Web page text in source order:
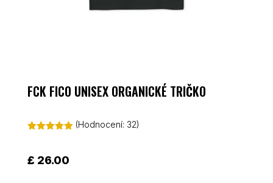
FCK FICO UNISEX ORGANICKÉ TRIČKO
základě
hodnocení
(Hodnocení: 32)
£ 26.00